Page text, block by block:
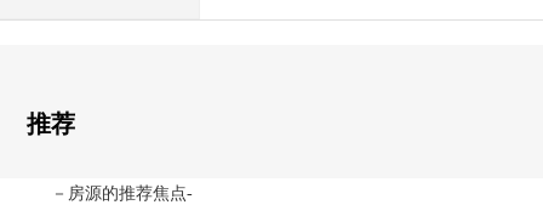
推荐
－房源的推荐焦点-